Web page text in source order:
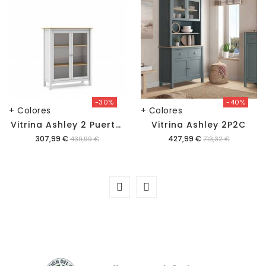
+ Colores
-30%
V
Itrina Ashley 2 Puertas
Precio
307,99 € 439,99 €
+ Colores
-40%
Vitrina Ashley 2P2C
Precio
427,99 € 713,32 €